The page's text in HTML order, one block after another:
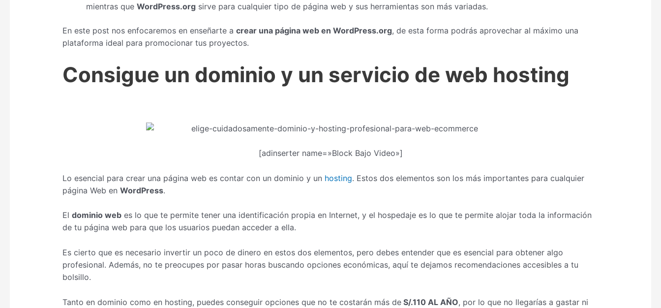
mientras que WordPress.orgsirve para cualquier tipo de página web y sus herramientas son más variadas.
En este post nos enfocaremos en enseñarte a crear una página web en WordPress.org, de esta forma podrás aprovechar al máximo una
plataforma ideal para promocionar tus proyectos.
Consigue un dominio y un servicio de web hosting
[adinserter name=»Block Bajo Video»]
Lo esencial para crear una página web es contar con un dominio y un hosting. Estos dos elementos son los más importantes para cualquier
página Web en WordPress.
El dominio webes lo que te permite tener una identificación propia en Internet, y el hospedaje es lo que te permite alojar toda la información
de tu página web para que los usuarios puedan acceder a ella.
Es cierto que es necesario invertir un poco de dinero en estos dos elementos, pero debes entender que es esencial para obtener algo
profesional. Además, no te preocupes por pasar horas buscando opciones económicas, aquí te dejamos recomendaciones accesibles a tu
bolsillo.
Tanto en dominio como en hosting, puedes conseguir opciones que no te costarán más deS/.110 AL AÑO, por lo que no llegarías a gastar ni